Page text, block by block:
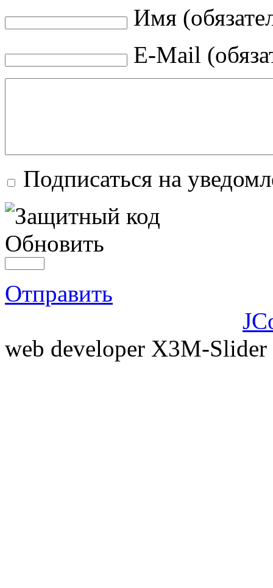
Имя
E-Mail
Подписаться на
Обновить
Отправить
web developer X3M-Slider